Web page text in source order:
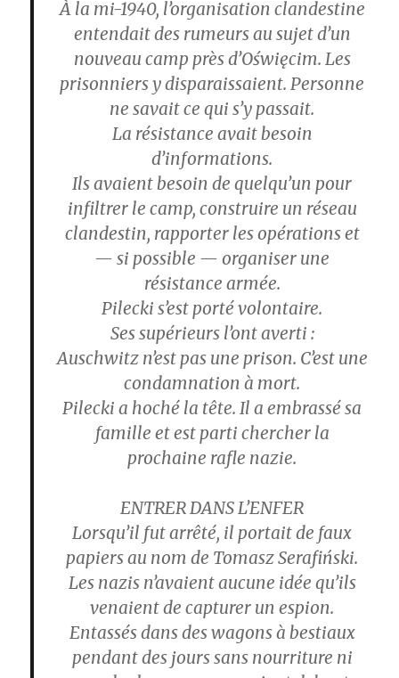
À la mi-1940, l’organisation clandestine
entendait des rumeurs au sujet d’un
nouveau camp près d’Oświęcim. Les
prisonniers y disparaissaient. Personne
ne savait ce qui s’y passait.
La résistance avait besoin
d’informations.
Ils avaient besoin de quelqu’un pour
infiltrer le camp, construire un réseau
clandestin, rapporter les opérations et
— si possible — organiser une
résistance armée.
Pilecki s’est porté volontaire.
Ses supérieurs l’ont averti :
Auschwitz n’est pas une prison. C’est une
condamnation à mort.
Pilecki a hoché la tête. Il a embrassé sa
famille et est parti chercher la
prochaine rafle nazie.
ENTRER DANS L’ENFER
Lorsqu’il fut arrêté, il portait de faux
papiers au nom de Tomasz Serafiński.
Les nazis n’avaient aucune idée qu’ils
venaient de capturer un espion.
Entassés dans des wagons à bestiaux
pendant des jours sans nourriture ni